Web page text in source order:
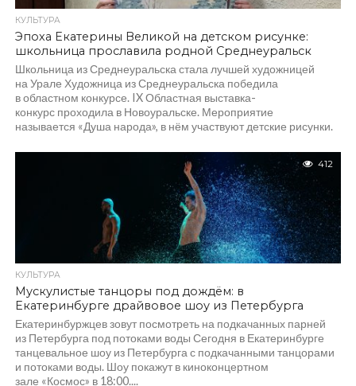
КУЛЬТУРА
Эпоха Екатерины Великой на детском рисунке:
школьница прославила родной Среднеуральск
Школьница из Среднеуральска стала лучшей художницей
на Урале Художница из Среднеуральска победила
в областном конкурсе. IX Областная выставка-
конкурс проходила в Новоуральске. Мероприятие
называется «Душа народа», в нём участвуют детские рисунки.
412
КУЛЬТУРА
Мускулистые танцоры под дождём: в
Екатеринбурге драйвовое шоу из Петербурга
Екатеринбуржцев зовут посмотреть на подкачанных парней
из Петербурга под потоками воды Сегодня в Екатеринбурге
танцевальное шоу из Петербурга с подкачанными танцорами
и потоками воды. Шоу покажут в киноконцертном
зале «Космос» в 18:00....